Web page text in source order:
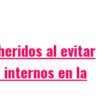
al evitar
en la